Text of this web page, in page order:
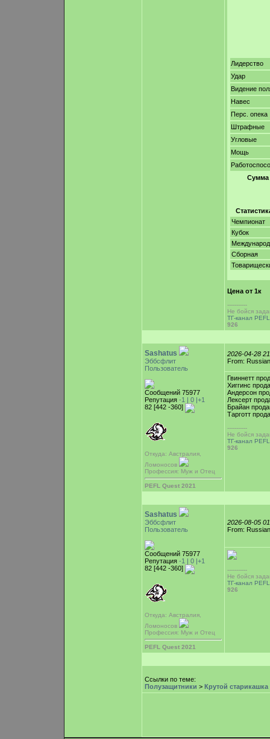
Лидерство
Удар
Видение
Навес
Перс. опека
Штрафные
Угловые
Мощь
Сумма
Чемпионат
Кубок
Сборная
Цена от 1к
-----------
Не бойся
ТГ-канал
926
Sashatus
Эббсфлит
Пользователь
Сообщений 75977
Репутация -1 | 0 |+1
82 [442 -360]
Откуда: Австралия,
Ломоносов
Профессия: Муж и Отец
PEFL Quest 2021
2026-04-28
From:
Гвиннетт
Хиггинс
Андерсон
Лексерт
Брайан
Тарготт
-----------
Не бойся
ТГ-канал
926
Sashatus
Эббсфлит
Пользователь
Сообщений 75977
Репутация -1 | 0 |+1
82 [442 -360]
Откуда: Австралия,
Ломоносов
Профессия: Муж и Отец
PEFL Quest 2021
2026-08-05
From:
-----------
Не бойся
ТГ-канал
926
Ссылки по теме:
Полузащитники > Крутой